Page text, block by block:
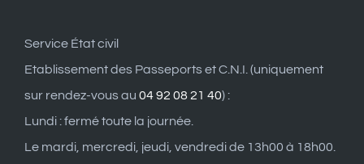
Service État civil
Etablissement des Passeports et C.N.I. (uniquement
sur rendez-vous au 04 92 08 21 40) :
Lundi : fermé toute la journée.
Le mardi, mercredi, jeudi, vendredi de 13h00 à 18h00.